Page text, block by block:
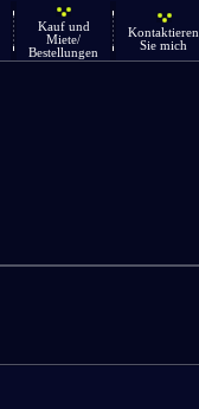
Kauf und
Miete/
Bestellungen
Kontaktieren
Sie mich